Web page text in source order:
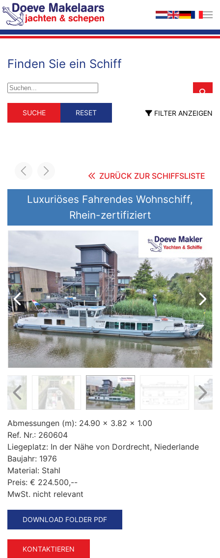
Zum Hauptinhalt springen
Finden Sie ein Schiff
Schiffstyp
Schiffstyp
Berufsschiff
Motoryacht
Segelyacht
Material Holz
Länge (m)
Preis (€)
SUCHE RESET FILTER ANZEIGEN
ZURÜCK ZUR SCHIFFSLISTE
Luxuriöses Fahrendes Wohnschiff,
Rhein-zertifiziert
Abmessungen (m): 24.90 x 3.82 x 1.00
Ref. Nr.: 260604
Liegeplatz: In der Nähe von Dordrecht, Niederlande
Baujahr: 1976
Material: Stahl
Preis: € 224.500,--
MwSt. nicht relevant
DOWNLOAD FOLDER PDF
KONTAKTIEREN